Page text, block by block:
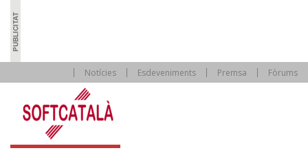
Notícies Esdeveniments Premsa Fòrums